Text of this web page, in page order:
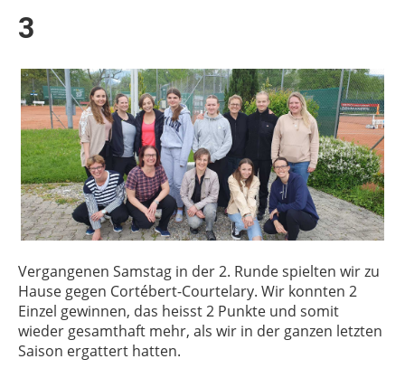
3
Vergangenen Samstag in der 2. Runde spielten wir zu
Hause gegen Cortébert-Courtelary. Wir konnten 2
Einzel gewinnen, das heisst 2 Punkte und somit
wieder gesamthaft mehr, als wir in der ganzen letzten
Saison ergattert hatten.